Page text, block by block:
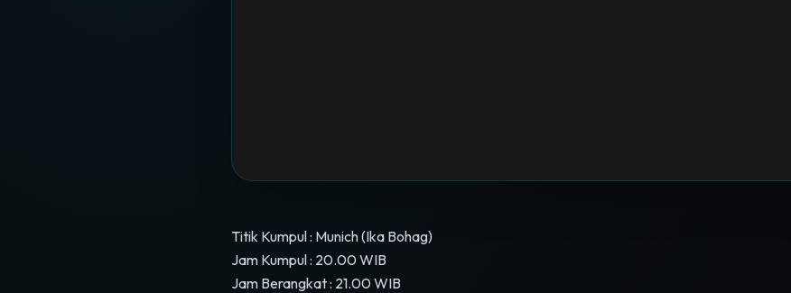
Titik Kumpul : Munich (Ika Bohag)
Jam Kumpul : 20.00 WIB
Jam Berangkat : 21.00 WIB